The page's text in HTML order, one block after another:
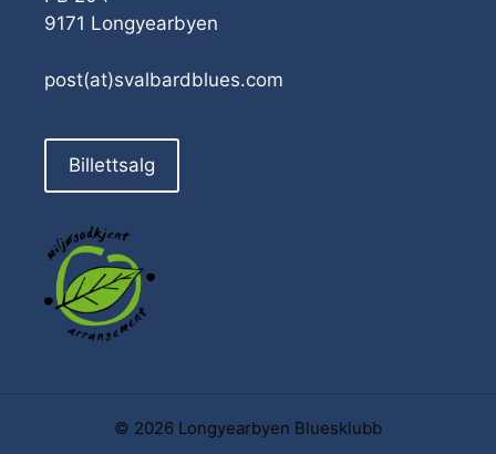
9171 Longyearbyen
post(at)svalbardblues.com
Billettsalg
© 2026 Longyearbyen Bluesklubb